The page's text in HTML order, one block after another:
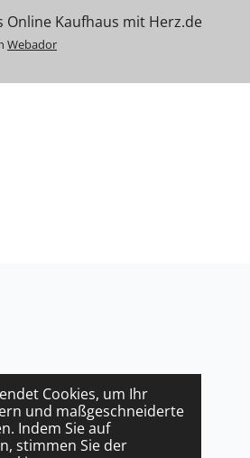
Cookies, um Ihr
und maßgeschneiderte
Indem Sie auf
stimmen Sie der
Online Kaufhaus mit Herz.de
Webador